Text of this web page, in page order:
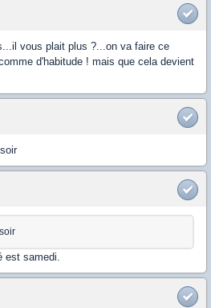
vous plait plus ?...on va faire ce
d'habitude ! mais que cela devient
est samedi.